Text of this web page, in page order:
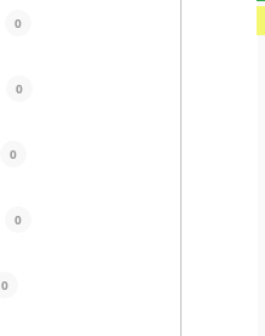
0
0
0
0
0